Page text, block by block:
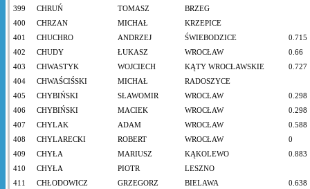
399
CHRUŃ TOMASZ
BRZEG
400
CHRZAN MICHAŁ
KRZEPICE
401
CHUCHRO ANDRZEJ ŚWIEBODZICE
0.715
402
CHUDY ŁUKASZ WROCŁAW
0.66
403
CHWASTYK WOJCIECH KĄTY WROCŁAWSKIE
0.727
404
CHWAŚCIŚSKI MICHAŁ
RADOSZYCE
405
CHYBIŃSKI SŁAWOMIR WROCŁAW
0.298
406
CHYBIŃSKI MACIEK WROCŁAW
0.298
407
CHYLAK ADAM WROCŁAW
0.588
408
CHYLARECKI ROBERT WROCŁAW
0
409
CHYŁA MARIUSZ KĄKOLEWO
0.883
410
CHYŁA PIOTR
LESZNO
411
CHŁODOWICZ GRZEGORZ BIELAWA
0.638